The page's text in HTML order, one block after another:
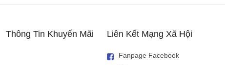
Thông Tin Khuyến Mãi Liên Kết Mạng Xã Hội
Fanpage Facebook